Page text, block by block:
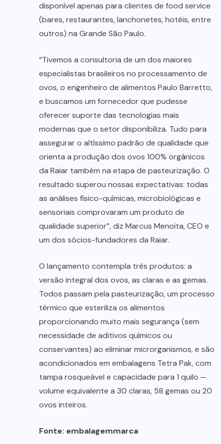
disponível apenas para clientes de food service
(bares, restaurantes, lanchonetes, hotéis, entre
outros) na Grande São Paulo.
“Tivemos a consultoria de um dos maiores
especialistas brasileiros no processamento de
ovos, o engenheiro de alimentos Paulo Barretto,
e buscamos um fornecedor que pudesse
oferecer suporte das tecnologias mais
modernas que o setor disponibiliza. Tudo para
assegurar o altíssimo padrão de qualidade que
orienta a produção dos ovos 100% orgânicos
da Raiar também na etapa de pasteurização. O
resultado superou nossas expectativas: todas
as análises físico-químicas, microbiológicas e
sensoriais comprovaram um produto de
qualidade superior”, diz Marcus Menoita, CEO e
um dos sócios-fundadores da Raiar.
O lançamento contempla três produtos: a
versão integral dos ovos, as claras e as gemas.
Todos passam pela pasteurização, um processo
térmico que esteriliza os alimentos
proporcionando muito mais segurança (sem
necessidade de aditivos químicos ou
conservantes) ao eliminar microrganismos, e são
acondicionados em embalagens Tetra Pak, com
tampa rosqueável e capacidade para 1 quilo ─
volume equivalente a 30 claras, 58 gemas ou 20
ovos inteiros.
Fonte: embalagemmarca